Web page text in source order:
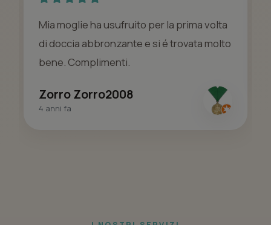
Mia moglie ha usufruito per la prima volta
di doccia abbronzante e si é trovata molto
bene. Complimenti.
Zorro Zorro2008
4 anni fa